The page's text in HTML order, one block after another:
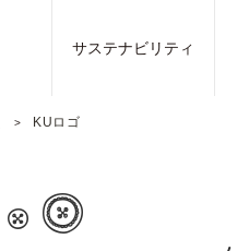
サステナビリティ
KUロゴ